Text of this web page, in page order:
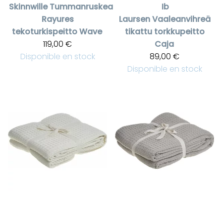
Skinnwille Tummanruskea
Rayures
tekoturkispeitto Wave
119,00 €
Disponible en stock
Ib
LaursenVaaleanvihreä
tikattu torkkupeitto
Caja
89,00 €
Disponible en stock